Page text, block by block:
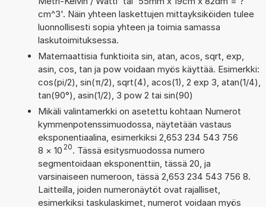
cm^3'. Näin yhteen laskettujen mittayksiköiden tulee
luonnollisesti sopia yhteen ja toimia samassa
laskutoimituksessa.
Matemaattisia funktioita sin, atan, acos, sqrt, exp,
asin, cos, tan ja pow voidaan myös käyttää. Esimerkki:
cos(pi/2), sin(π/2), sqrt(4), acos(1), 2 exp 3, atan(1/4),
tan(90°), asin(1/2), 3 pow 2 tai sin(90)
Mikäli valintamerkki on asetettu kohtaan Numerot
kymmenpotenssimuodossa, näytetään vastaus
eksponentiaalina, esimerkiksi 2,653 234 543 756
8 × 10 20. Tässä esitysmuodossa numero
segmentoidaan eksponenttiin, tässä 20, ja
varsinaiseen numeroon, tässä 2,653 234 543 756 8.
Laitteilla, joiden numeronäytöt ovat rajalliset,
esimerkiksi taskulaskimet, numerot voidaan myös